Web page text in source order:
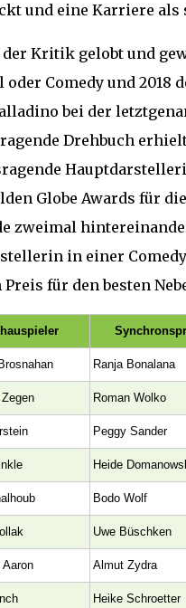
und eine Karriere als
Kritik gelobt und
Comedy und 2018
bei der
Drehbuch
Globe Awards für
zweimal
in einer
Preis für den besten
Ranja Bonalana
Roman Wolko
Peggy Sander
Heide
Bodo Wolf
Uwe Büschken
Aaron Almut Zydra
Heike Schroetter